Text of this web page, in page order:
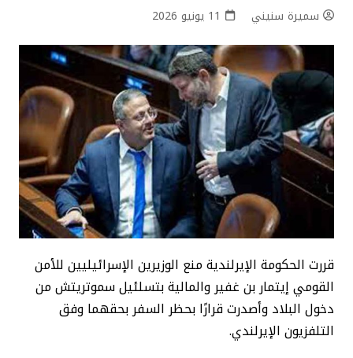
سميرة سنيني 11 يونيو 2026
قررت الحكومة الإيرلندية منع الوزيرين الإسرائيليين للأمن
القومي إيتمار بن غفير والمالية بتسلئيل سموتريتش من
دخول البلاد وأصدرت قرارًا بحظر السفر بحقهما وفق
التلفزيون الإيرلندي.